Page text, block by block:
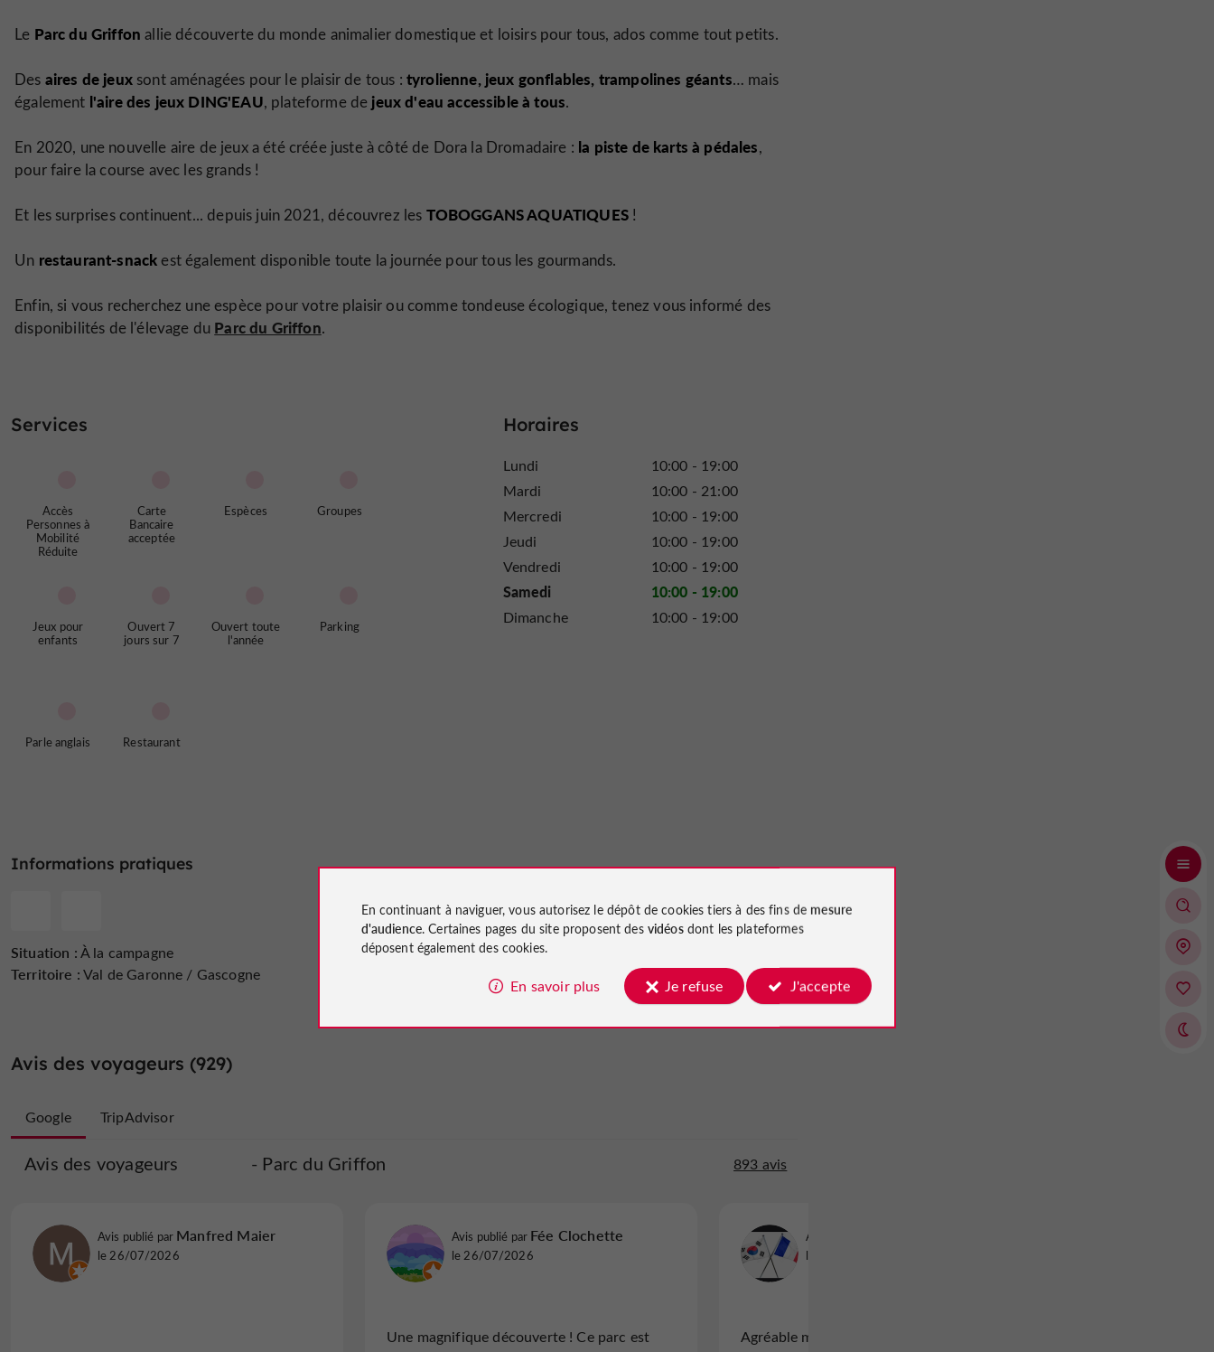
Le Parc du Griffon allie découverte du monde animalier domestique et loisirs pour tous, ados comme tout petits.
Des aires de jeuxsont aménagées pour le plaisir de tous : tyrolienne, jeux gonflables, trampolines géants… mais
également l'aire des jeux DING'EAU, plateforme de jeux d'eau accessible à tous.
En 2020, une nouvelle aire de jeux a été créée juste à côté de Dora la Dromadaire : la piste de karts à pédales,
pour faire la course avec les grands !
Et les surprises continuent... depuis juin 2021, découvrez les TOBOGGANS AQUATIQUES!
Un restaurant-snackest également disponible toute la journée pour tous les gourmands.
Enfin, si vous recherchez une espèce pour votre plaisir ou comme tondeuse écologique, tenez vous informé des
disponibilités de l'élevage du Parc du Griffon.
Services
Accès
Personnes à
Mobilité
Réduite
Carte
Bancaire
acceptée
Espèces Groupes
Jeux pour
enfants
Ouvert 7
jours sur 7
Ouvert toute
l'année
Parking
Parle anglais Restaurant
Informations pratiques
Situation :À la campagne
Territoire :Val de Garonne / Gascogne
Horaires
Lundi
10:00 - 19:00
Mardi
10:00 - 21:00
Mercredi
10:00 - 19:00
Jeudi
10:00 - 19:00
Vendredi
10:00 - 19:00
Samedi 10:00 - 19:00
Dimanche 10:00 - 19:00
Avis des voyageurs (929)
Google
Avis des voyageurs Parc du Griffon 893 avis
Avis publié par Manfred Maier
le 26/07/2026
Avis publié par Fée Clochette
le 26/07/2026
Une magnifique découverte ! Ce parc est
Avis publié par
le 25/07/2026
Agréable moment avec les animaux qui sont
TripAdvisor
Avis des voyageurs Parc du Griffon 36 avis
Avis publié parRuben C
Bordeaux, France, le 19/08/2025
Avis publié parmichellH7211GN
le 10/08/2025
Parc intéressant pour les enfants avec de
Avis publié par
Concarneau, France, le 01/07/2025
Un excellent moment pour un groupe de 4 à
En continuant à naviguer, vous autorisez le dépôt de cookies tiers à des fins de mesure
d'audience. Certaines pages du site proposent des vidéosdont les plateformes
déposent également des cookies.
En savoir plus Je refuse J'accepte